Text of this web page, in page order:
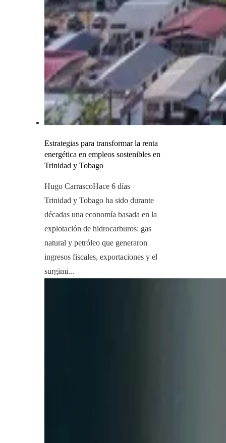
Estrategias para transformar la renta
energética en empleos sostenibles en
Trinidad y Tobago
Hugo CarrascoHace 6 días
Trinidad y Tobago ha sido durante
décadas una economía basada en la
explotación de hidrocarburos: gas
natural y petróleo que generaron
ingresos fiscales, exportaciones y el
surgimi...